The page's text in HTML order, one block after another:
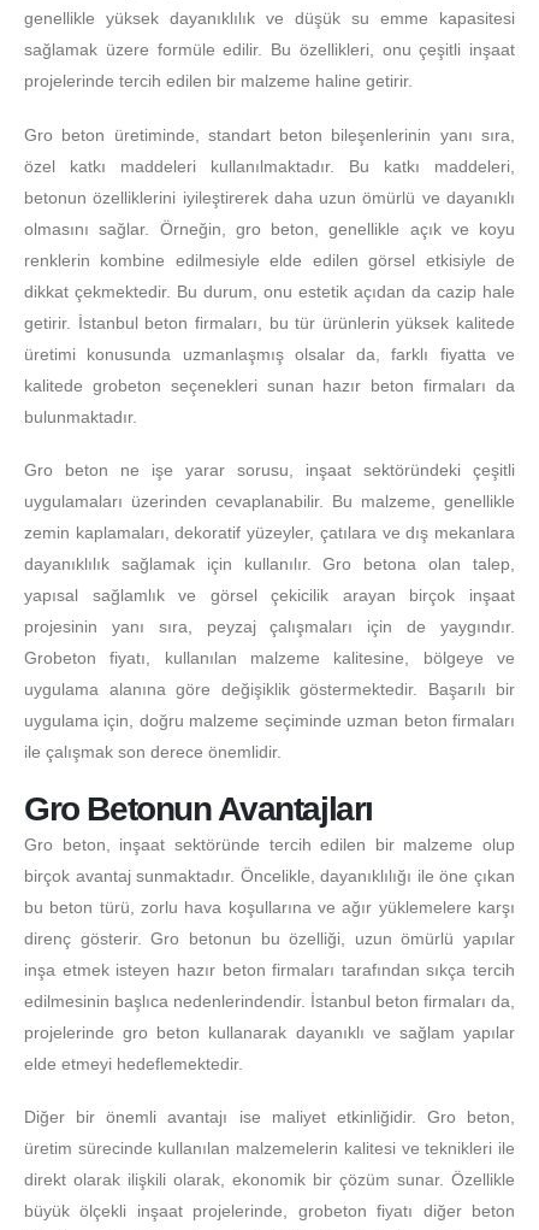
genellikle yüksek dayanıklılık ve düşük su emme kapasitesi
sağlamak üzere formüle edilir. Bu özellikleri, onu çeşitli inşaat
projelerinde tercih edilen bir malzeme haline getirir.
Gro beton üretiminde, standart beton bileşenlerinin yanı sıra,
özel katkı maddeleri kullanılmaktadır. Bu katkı maddeleri,
betonun özelliklerini iyileştirerek daha uzun ömürlü ve dayanıklı
olmasını sağlar. Örneğin, gro beton, genellikle açık ve koyu
renklerin kombine edilmesiyle elde edilen görsel etkisiyle de
dikkat çekmektedir. Bu durum, onu estetik açıdan da cazip hale
getirir. İstanbul beton firmaları, bu tür ürünlerin yüksek kalitede
üretimi konusunda uzmanlaşmış olsalar da, farklı fiyatta ve
kalitede grobeton seçenekleri sunan hazır beton firmaları da
bulunmaktadır.
Gro beton ne işe yarar sorusu, inşaat sektöründeki çeşitli
uygulamaları üzerinden cevaplanabilir. Bu malzeme, genellikle
zemin kaplamaları, dekoratif yüzeyler, çatılara ve dış mekanlara
dayanıklılık sağlamak için kullanılır. Gro betona olan talep,
yapısal sağlamlık ve görsel çekicilik arayan birçok inşaat
projesinin yanı sıra, peyzaj çalışmaları için de yaygındır.
Grobeton fiyatı, kullanılan malzeme kalitesine, bölgeye ve
uygulama alanına göre değişiklik göstermektedir. Başarılı bir
uygulama için, doğru malzeme seçiminde uzman beton firmaları
ile çalışmak son derece önemlidir.
Gro Betonun Avantajları
Gro beton, inşaat sektöründe tercih edilen bir malzeme olup
birçok avantaj sunmaktadır. Öncelikle, dayanıklılığı ile öne çıkan
bu beton türü, zorlu hava koşullarına ve ağır yüklemelere karşı
direnç gösterir. Gro betonun bu özelliği, uzun ömürlü yapılar
inşa etmek isteyen hazır beton firmaları tarafından sıkça tercih
edilmesinin başlıca nedenlerindendir. İstanbul beton firmaları da,
projelerinde gro beton kullanarak dayanıklı ve sağlam yapılar
elde etmeyi hedeflemektedir.
Diğer bir önemli avantajı ise maliyet etkinliğidir. Gro beton,
üretim sürecinde kullanılan malzemelerin kalitesi ve teknikleri ile
direkt olarak ilişkili olarak, ekonomik bir çözüm sunar. Özellikle
büyük ölçekli inşaat projelerinde, grobeton fiyatı diğer beton